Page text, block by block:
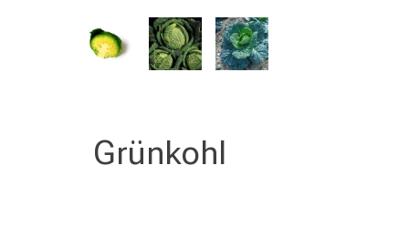
Grünkohl